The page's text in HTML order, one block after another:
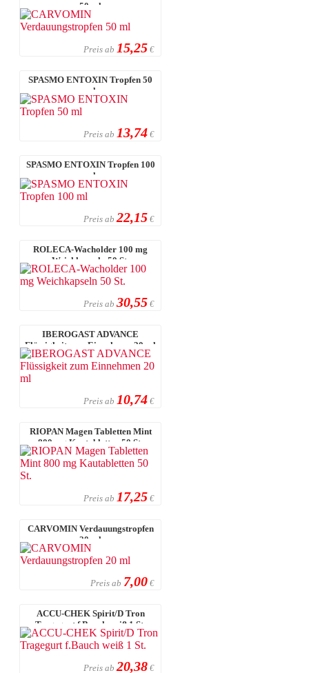
50 ml
Preis ab 15,25 €
SPASMO ENTOXIN Tropfen 50
ml
Preis ab 13,74 €
SPASMO ENTOXIN Tropfen 100
ml
Preis ab 22,15 €
ROLECA-Wacholder 100 mg
Weichkapseln 50 St.
Preis ab 30,55 €
IBEROGAST ADVANCE
Flüssigkeit zum Einnehmen 20 ml
Preis ab 10,74 €
RIOPAN Magen Tabletten Mint
800 mg Kautabletten 50 St.
Preis ab 17,25 €
CARVOMIN Verdauungstropfen
20 ml
Preis ab 7,00 €
ACCU-CHEK Spirit/D Tron
Tragegurt f.Bauch weiß 1 St.
Preis ab 20,38 €